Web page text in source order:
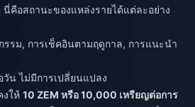
คือสถานะของแหล่งรายได้แต่ละอย่าง
รรม, การเช็คอินตามฤดูกาล, การแนะนำ
วัน ไม่มีการเปลี่ยนแปลง
งให้ 10 ZEM หรือ 10,000 เหรียญต่อการ